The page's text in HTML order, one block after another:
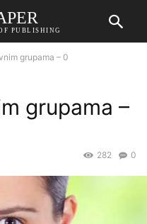
PUBLISHING
grupama – 0
grupama –
0
282